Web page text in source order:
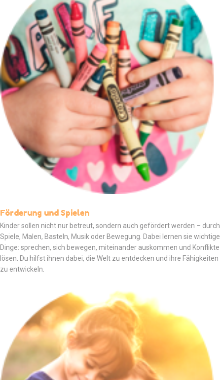
Förderung und Spielen
Kinder sollen nicht nur betreut, sondern auch gefördert werden – durch
Spiele, Malen, Basteln, Musik oder Bewegung. Dabei lernen sie wichtige
Dinge: sprechen, sich bewegen, miteinander auskommen und Konflikte
lösen. Du hilfst ihnen dabei, die Welt zu entdecken und ihre Fähigkeiten
zu entwickeln.